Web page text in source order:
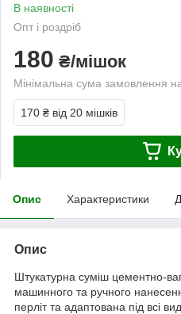
В наявності
Опт і роздріб
180 ₴/мішок
Мінімальна сума замовлення
170 ₴ від 20 мішків
Опис Характеристики
Опис
Штукатурна суміш цементно-
машинного та ручного
перліт та адаптована під всі